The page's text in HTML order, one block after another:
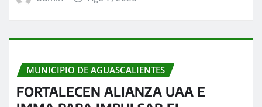
MUNICIPIO DE AGUASCALIENTES
FORTALECEN ALIANZA UAA E